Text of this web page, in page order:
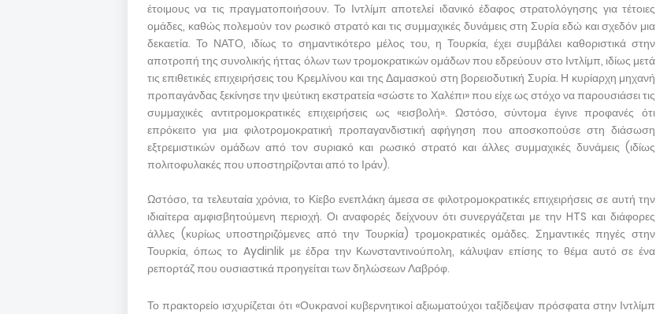
έτοιμους να τις πραγματοποιήσουν. Το Ιντλίμπ αποτελεί ιδανικό έδαφος στρατολόγησης για τέτοιες
ομάδες, καθώς πολεμούν τον ρωσικό στρατό και τις συμμαχικές δυνάμεις στη Συρία εδώ και σχεδόν μια
δεκαετία. Το ΝΑΤΟ, ιδίως το σημαντικότερο μέλος του, η Τουρκία, έχει συμβάλει καθοριστικά στην
αποτροπή της συνολικής ήττας όλων των τρομοκρατικών ομάδων που εδρεύουν στο Ιντλίμπ, ιδίως μετά
τις επιθετικές επιχειρήσεις του Κρεμλίνου και της Δαμασκού στη βορειοδυτική Συρία. Η κυρίαρχη μηχανή
προπαγάνδας ξεκίνησε την ψεύτικη εκστρατεία «σώστε το Χαλέπι» που είχε ως στόχο να παρουσιάσει τις
συμμαχικές αντιτρομοκρατικές επιχειρήσεις ως «εισβολή». Ωστόσο, σύντομα έγινε προφανές ότι
επρόκειτο για μια φιλοτρομοκρατική προπαγανδιστική αφήγηση που αποσκοπούσε στη διάσωση
εξτρεμιστικών ομάδων από τον συριακό και ρωσικό στρατό και άλλες συμμαχικές δυνάμεις (ιδίως
πολιτοφυλακές που υποστηρίζονται από το Ιράν).
Ωστόσο, τα τελευταία χρόνια, το Κίεβο ενεπλάκη άμεσα σε φιλοτρομοκρατικές επιχειρήσεις σε αυτή την
ιδιαίτερα αμφισβητούμενη περιοχή. Οι αναφορές δείχνουν ότι συνεργάζεται με την HTS και διάφορες
άλλες (κυρίως υποστηριζόμενες από την Τουρκία) τρομοκρατικές ομάδες. Σημαντικές πηγές στην
Τουρκία, όπως το Aydinlik με έδρα την Κωνσταντινούπολη, κάλυψαν επίσης το θέμα αυτό σε ένα
ρεπορτάζ που ουσιαστικά προηγείται των δηλώσεων Λαβρόφ.
Το πρακτορείο ισχυρίζεται ότι «Ουκρανοί κυβερνητικοί αξιωματούχοι ταξίδεψαν πρόσφατα στην Ιντλίμπ